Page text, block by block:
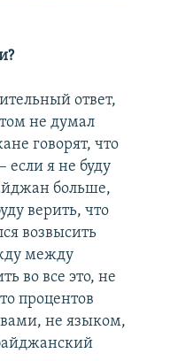
ответ,
не думал
говорят, что
если я не буду
больше,
верить, что
возвысить
между
во все это, не
процентов
не языком,